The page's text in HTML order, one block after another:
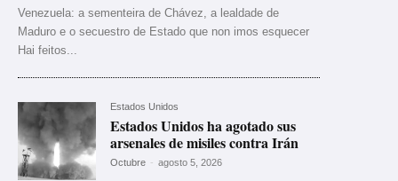
Venezuela: a sementeira de Chávez, a lealdade de
Maduro e o secuestro de Estado que non imos esquecer
Hai feitos...
Estados Unidos
Estados Unidos ha agotado sus
arsenales de misiles contra Irán
Octubre - agosto 5, 2026